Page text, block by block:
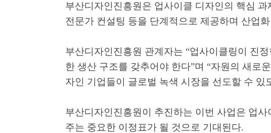
부산디자인진흥원은 업사이클 디자인의 핵심 과
전문가 컨설팅 등을 단계적으로 제공하며 산업
부산디자인진흥원 관계자는 “업사이클링이 진
한 생산 구조를 갖추어야 한다”며 “자원의 새로
자인 기업들이 글로벌 녹색 시장을 선도할 수 있
부산디자인진흥원이 추진하는 이번 사업은 업사
주는 중요한 이정표가 될 것으로 기대된다.